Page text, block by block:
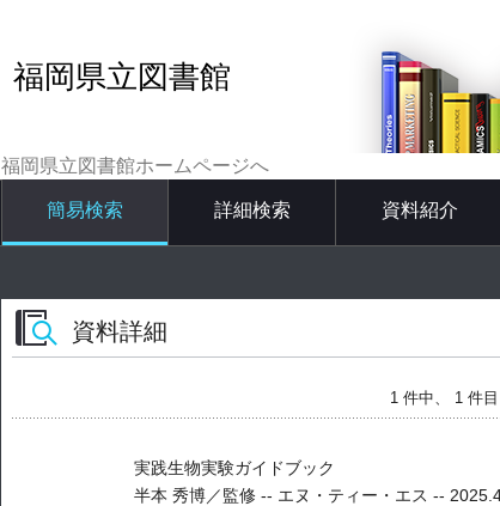
福岡県立図書館
福岡県立図書館ホームページへ
簡易検索 詳細検索 資料紹介
資料詳細
1 件中、 1 件目
実践生物実験ガイドブック
半本 秀博／監修 -- エヌ・ティー・エス --